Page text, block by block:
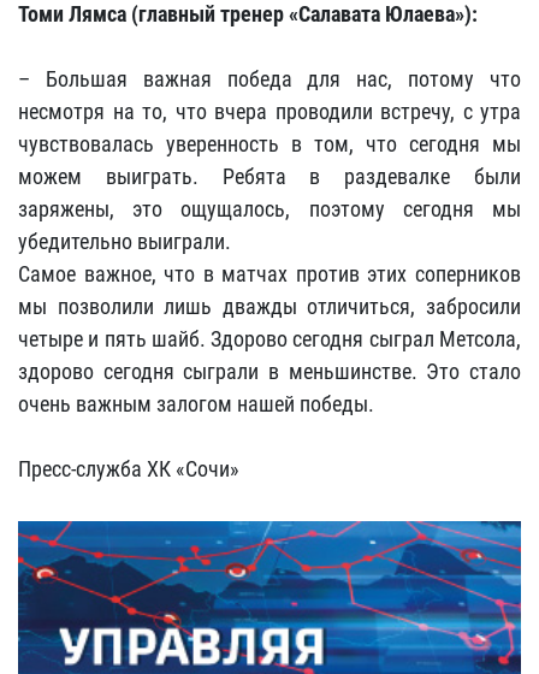
Томи Лямса (главный тренер «Салавата Юлаева»):
– Большая важная победа для нас, потому что
несмотря на то, что вчера проводили встречу, с утра
чувствовалась уверенность в том, что сегодня мы
можем выиграть. Ребята в раздевалке были
заряжены, это ощущалось, поэтому сегодня мы
убедительно выиграли.
Самое важное, что в матчах против этих соперников
мы позволили лишь дважды отличиться, забросили
четыре и пять шайб. Здорово сегодня сыграл Метсола,
здорово сегодня сыграли в меньшинстве. Это стало
очень важным залогом нашей победы.
Пресс-служба ХК «Сочи»